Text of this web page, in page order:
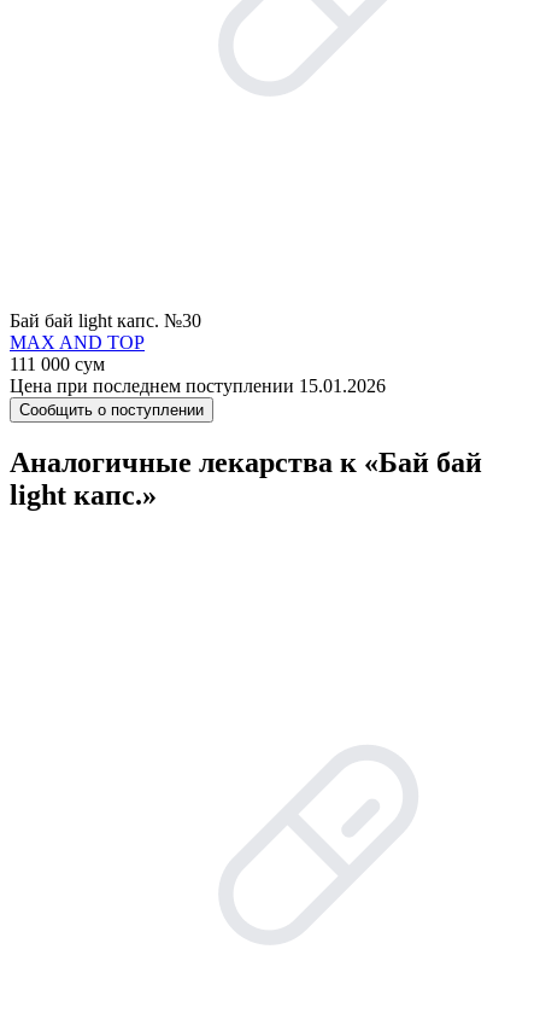
Бай бай light капс. №30
MAX AND TOP
111 000 сум
Цена при последнем поступлении 15.01.2026
Сообщить о поступлении
Аналогичные лекарства к «Бай бай
light капс.»